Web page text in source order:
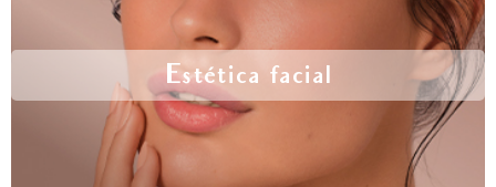
Estética facial